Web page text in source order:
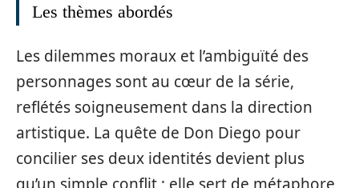
Les thèmes abordés
Les dilemmes moraux et l’ambiguïté des
personnages sont au cœur de la série,
reflétés soigneusement dans la direction
artistique. La quête de Don Diego pour
concilier ses deux identités devient plus